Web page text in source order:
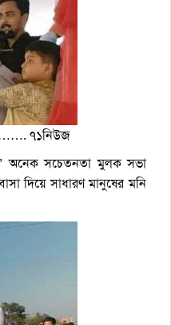
৭১নিউজ
অনেক সচেতনতা মুলক সভা
দিয়ে সাধারণ মানুষের মনি